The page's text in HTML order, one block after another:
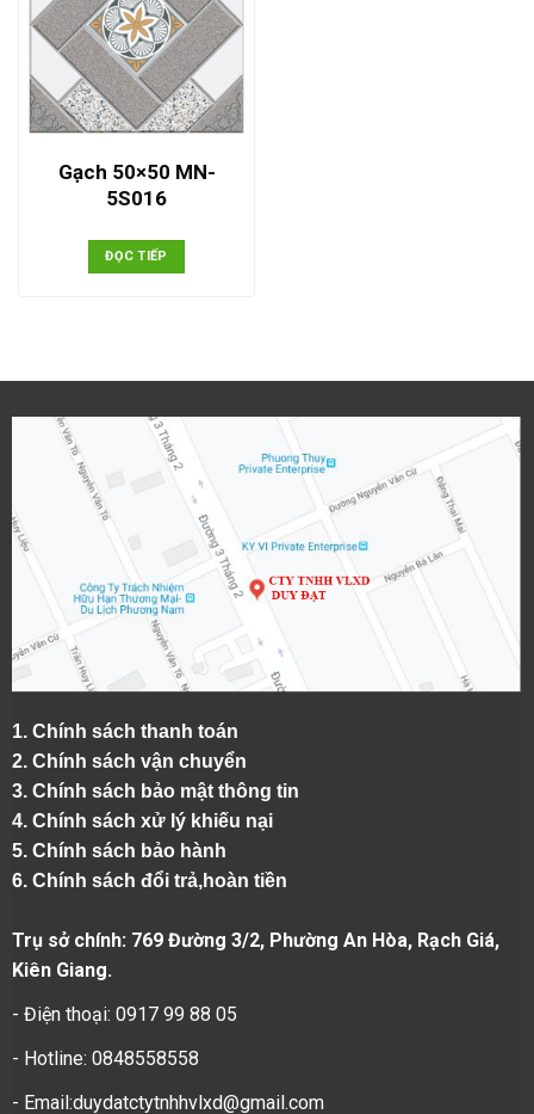
Gạch 50×50 MN-
5S016
ĐỌC TIẾP
1. Chính sách thanh toán
2. Chính sách vận chuyển
3. Chính sách bảo mật thông tin
4. Chính sách xử lý khiếu nại
5. Chính sách bảo hành
6. Chính sách đổi trả,hoàn tiền
Trụ sở chính: 769 Đường 3/2, Phường An Hòa, Rạch Giá,
Kiên Giang.
- Điện thoại: 0917 99 88 05
- Hotline: 0848558558
- Email:duydatctytnhhvlxd@gmail.com